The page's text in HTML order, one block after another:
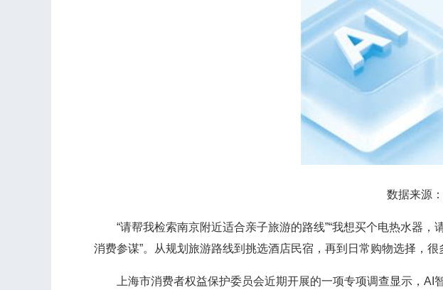
数据来源：
“请帮我检索南京附近适合亲子旅游的路线”“我想买个电热水器，
消费参谋”。从规划旅游路线到挑选酒店民宿，再到日常购物选择，
上海市消费者权益保护委员会近期开展的一项专项调查显示，AI